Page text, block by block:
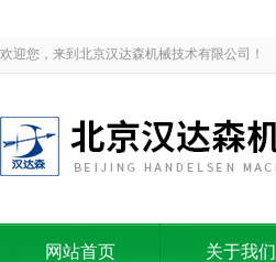
欢迎您，来到北京汉达森机械技术有限公司！
网站首页 关于我们